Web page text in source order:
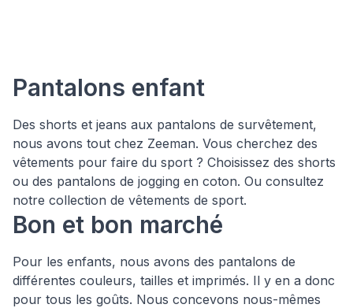
Pantalons enfant
Des shorts et jeans aux pantalons de survêtement,
nous avons tout chez Zeeman. Vous cherchez des
vêtements pour faire du sport ? Choisissez des shorts
ou des pantalons de jogging en coton. Ou consultez
notre collection de vêtements de sport.
Bon et bon marché
Pour les enfants, nous avons des pantalons de
différentes couleurs, tailles et imprimés. Il y en a donc
pour tous les goûts. Nous concevons nous-mêmes